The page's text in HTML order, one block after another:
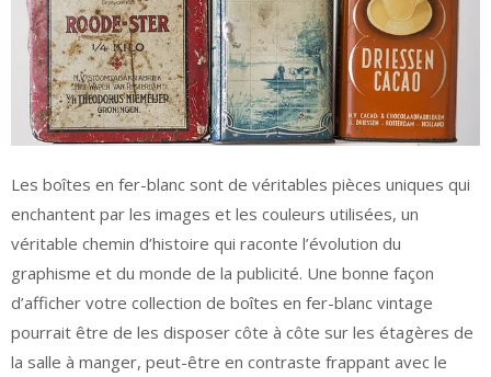
Les boîtes en fer-blanc sont de véritables pièces uniques qui
enchantent par les images et les couleurs utilisées, un
véritable chemin d’histoire qui raconte l’évolution du
graphisme et du monde de la publicité. Une bonne façon
d’afficher votre collection de boîtes en fer-blanc vintage
pourrait être de les disposer côte à côte sur les étagères de
la salle à manger, peut-être en contraste frappant avec le